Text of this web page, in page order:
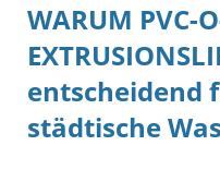
WARUM PVC-
entscheidend
städtische